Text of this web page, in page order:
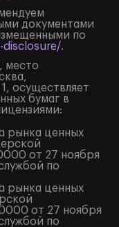
документами
по
.
место
осуществляет
бумаг в
рынка ценных
от 27 ноября
по
рынка ценных
от 27 ноября
по